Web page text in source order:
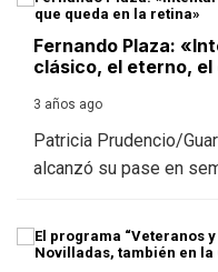
Fernando Plaza:
clásico, el eterno,
3 años ago
Patricia Prudencio/
alcanzó su pase en